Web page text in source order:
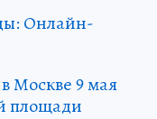
Онлайн-
Москве 9 мая
площади